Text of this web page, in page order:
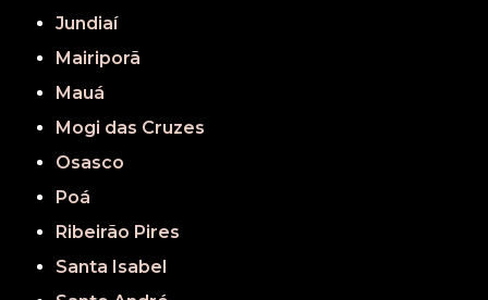
Jundiaí
Mairiporã
Mauá
Mogi das Cruzes
Osasco
Poá
Ribeirão Pires
Santa Isabel